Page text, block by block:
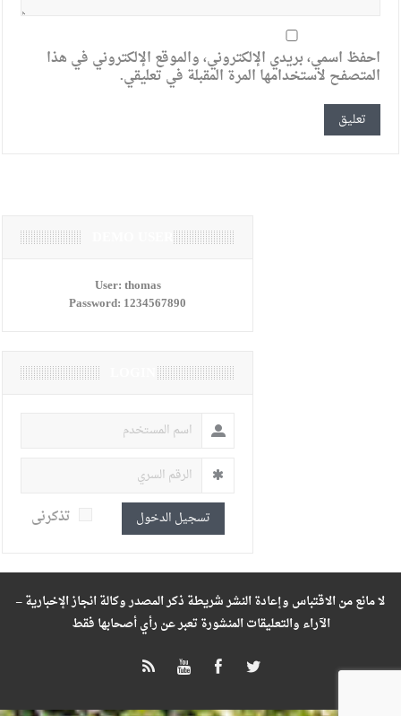
احفظ اسمي، بريدي الإلكتروني، والموقع الإلكتروني في هذا
المتصفح لاستخدامها المرة المقبلة في تعليقي.
User:thomas
Password: 1234567890
تسجيل الدخول تذكرنى
لا مانع من الاقتباس وإعادة النشر شريطة ذكر المصدر وكالة انجاز الإخبارية –
الآراء والتعليقات المنشورة تعبر عن رأي أصحابها فقط